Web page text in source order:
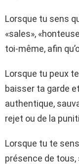
Lorsque tu sens
«sales»,
toi-même, afin
Lorsque tu peux
baisser ta garde
authentique,
rejet ou de la
Lorsque tu te
présence de